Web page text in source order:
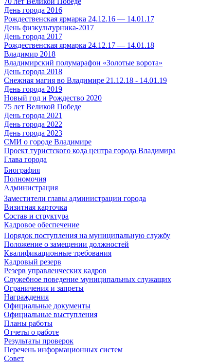
День города 2016
Рождественская ярмарка 24.12.16 — 14.01.17
День физкультурника-2017
День города 2017
Рождественская ярмарка 24.12.17 — 14.01.18
Владимир 2018
Владимирский полумарафон «Золотые ворота»
День города 2018
Снежная магия во Владимире 21.12.18 - 14.01.19
День города 2019
Новый год и Рождество 2020
75 лет Великой Победе
День города 2021
День города 2022
День города 2023
СМИ о городе Владимире
Проект туристского кода центра города Владимира
Глава города
Биография
Полномочия
Администрация
Заместители главы администрации города
Визитная карточка
Состав и структура
Кадровое обеспечение
Порядок поступления на муниципальную службу
Положение о замещении должностей
Квалификационные требования
Кадровый резерв
Резерв управленческих кадров
Служебное поведение муниципальных служащих
Ограничения и запреты
Награждения
Официальные документы
Официальные выступления
Планы работы
Отчеты о работе
Результаты проверок
Перечень информационных систем
Совет